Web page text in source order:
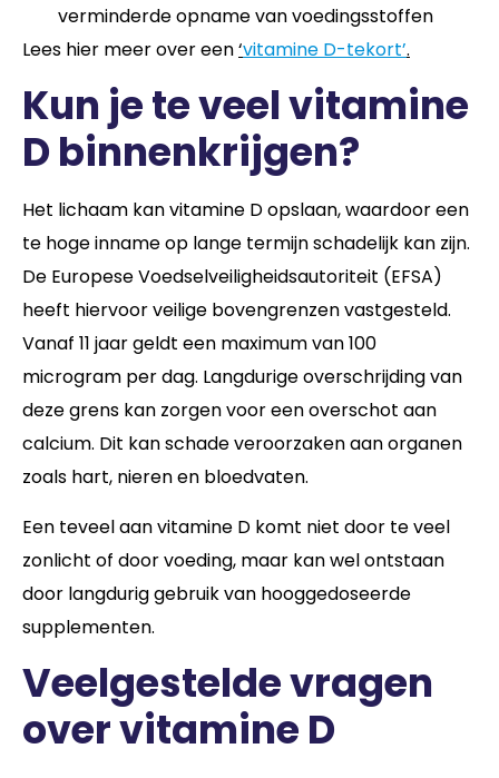
verminderde opname van voedingsstoffen
Lees hier meer over een‘vitamine D-tekort’.
Kun je te veel vitamine
D binnenkrijgen?
Het lichaam kan vitamine D opslaan, waardoor een
te hoge inname op lange termijn schadelijk kan zijn.
De Europese Voedselveiligheidsautoriteit (EFSA)
heeft hiervoor veilige bovengrenzen vastgesteld.
Vanaf 11 jaar geldt een maximum van 100
microgram per dag. Langdurige overschrijding van
deze grens kan zorgen voor een overschot aan
calcium. Dit kan schade veroorzaken aan organen
zoals hart, nieren en bloedvaten.
Een teveel aan vitamine D komt niet door te veel
zonlicht of door voeding, maar kan wel ontstaan
door langdurig gebruik van hooggedoseerde
supplementen.
Veelgestelde vragen
over vitamine D